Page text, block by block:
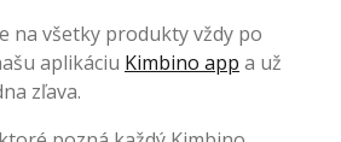
na všetky produkty vždy po
aplikáciu Kimbino app a už
zľava.